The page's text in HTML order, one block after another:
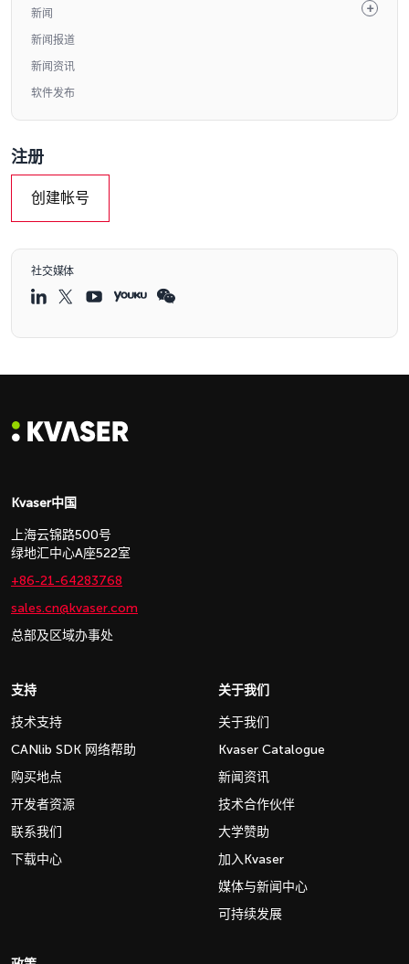
新闻
新闻报道
新闻资讯
软件发布
注册
创建帐号
社交媒体
Kvaser中国
上海云锦路500号
绿地汇中心A座522室
+86-21-64283768
sales.cn@kvaser.com
总部及区域办事处
支持
技术支持
CANlib SDK 网络帮助
购买地点
开发者资源
联系我们
下载中心
关于我们
关于我们
Kvaser Catalogue
新闻资讯
技术合作伙伴
大学赞助
加入Kvaser
媒体与新闻中心
可持续发展